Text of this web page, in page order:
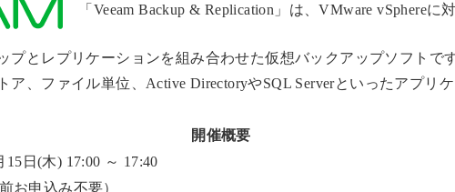
「Veeam Backup & Replication」は、VMware vSphere
プとレプリケーションを組み合わせた仮想バックアップソフトで
ア、ファイル単位、Active DirectoryやSQL Serverといったアプリ
開催概要
15日(木) 17:00 ～ 17:40
お申込み不要）